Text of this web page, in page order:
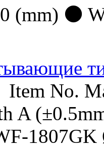
(mm) ⚫
No.
A